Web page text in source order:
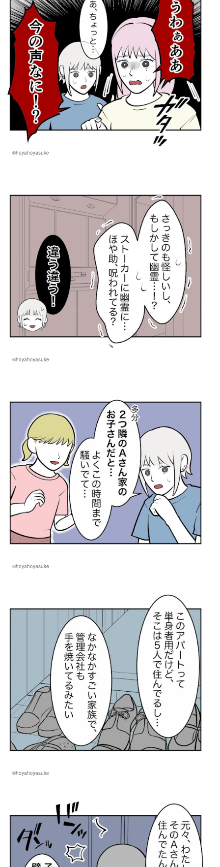
©hoyahoyasuke
©hoyahoyasuke
©hoyahoyasuke
©hoyahoyasuke